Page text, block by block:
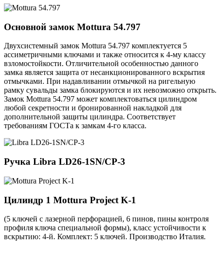
Основной замок Mottura 54.797
Двухсистемный замок Mottura 54.797 комплектуется 5
ассиметричными ключами и также относится к 4-му классу
взломостойкости. Отличительной особенностью данного
замка является защита от несанкционированного вскрытия
отмычками. При надавливании отмычкой на ригельную
рамку сувальды замка блокируются и их невозможно открыть.
Замок Mottura 54.797 может комплектоваться цилиндром
любой секретности и бронированной накладкой для
дополнительной защиты цилиндра. Соответствует
требованиям ГОСТа к замкам 4-го класса.
Ручка Libra LD26-1SN/CP-3
Цилиндр 1 Mottura Project K-1
(5 ключей с лазерной перфорацией, 6 пинов, пины контроля
профиля ключа специальной формы), класс устойчивости к
вскрытию: 4-й. Комплект: 5 ключей. Производство Италия.